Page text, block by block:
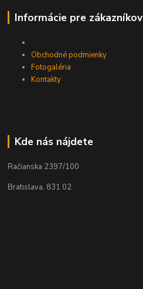
Informácie pre zákazníkov
Obchodné podmienky
Fotogaléria
Kontakty
Kde nás nájdete
Račianska 2397/100
Bratislava, 831 02